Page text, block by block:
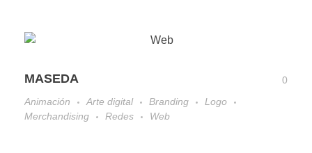
MASEDA
0
Animación
Arte digital Branding
Logo
Merchandising
Redes Web